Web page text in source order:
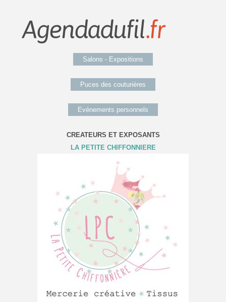
Salons - Expositions
Puces des couturières
Evénements personnels
CREATEURS ET EXPOSANTS
LA PETITE CHIFFONNIERE